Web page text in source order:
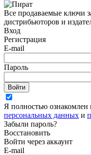
Все продаваемые ключи
дистрибьюторов и
Вход
Регистрация
E-mail
Пароль
Войти
Я полностью ознакомлен
персональных данных и
Забыли пароль?
Восстановить
Войти через аккаунт
E-mail